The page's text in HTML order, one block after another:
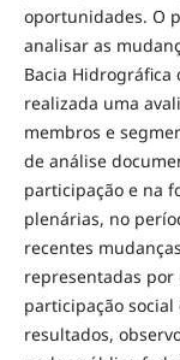
oportunidades. O
analisar as
Bacia Hidrográfica
realizada uma
membros e
de análise
participação e na
plenárias, no
recentes
representadas
participação social
resultados,